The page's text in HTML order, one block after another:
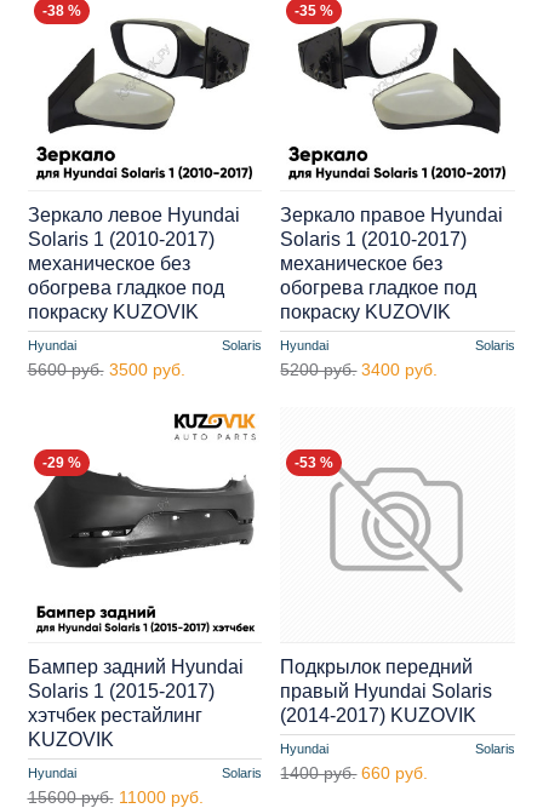
-38 %
Hyundai Solaris
Зеркало левое Hyundai
Solaris 1 (2010-2017)
механическое без
обогрева гладкое под
покраску KUZOVIK
5600 руб. 3500 руб.
-35 %
Hyundai Solaris
Зеркало правое Hyundai
Solaris 1 (2010-2017)
механическое без
обогрева гладкое под
покраску KUZOVIK
5200 руб. 3400 руб.
-29 %
Hyundai Solaris
Бампер задний Hyundai
Solaris 1 (2015-2017)
хэтчбек рестайлинг
KUZOVIK
15600 руб. 11000 руб.
-53 %
Hyundai Solaris
Подкрылок передний
правый Hyundai Solaris
(2014-2017) KUZOVIK
1400 руб. 660 руб.